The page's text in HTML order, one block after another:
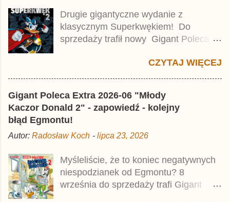
t
a
r
z
Drugie gigantyczne wydanie z
klasycznym Superkwękiem! Do
sprzedaży trafił nowy Gigant Poleca
Jest to kolejny 624-stronicowy tom z
najstarszymi historiami o kaczym
wynosi 49,99 zł i zamówicie go także z
rabatem na Egmont.pl . Za przekład
odpowiadał Jacek Drewnowski.
Publikacja jest przedrukiem drugiego
Taschenbuch Phantomias Collection ,
który trafił do sprzedaży pod koniec
2025 roku.
CZYTAJ WIĘCEJ
Gigant Poleca Extra 2026-06 "Młody
Kaczor Donald 2" - zapowiedź - kolejny
błąd Egmontu!
Autor: Radosław Koch - lipca 23, 2026
Myśleliście, że to koniec negatywnych
niespodzianek od Egmontu? 8
września do sprzedaży trafi Gigant